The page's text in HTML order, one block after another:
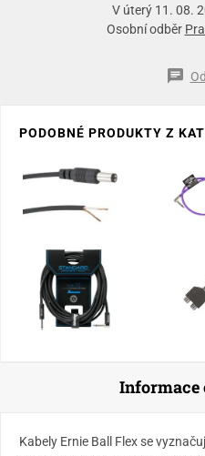
V úterý 11. 08.
Osobní odběr
PODOBNÉ PRODUKTY Z
Informace
Kabely Ernie Ball Flex se